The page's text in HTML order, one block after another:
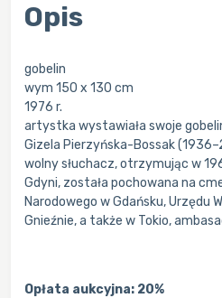
Opis
gobelin
wym 150 x 130 cm
1976 r.
artystka wystawiała swoje
Gizela Pierzyńska-Bossak
wolny słuchacz, otrzymując w
Gdyni, została pochowana na
Narodowego w Gdańsku, Urzędu
Gnieźnie, a także w Tokio,
Opłata aukcyjna: 20%